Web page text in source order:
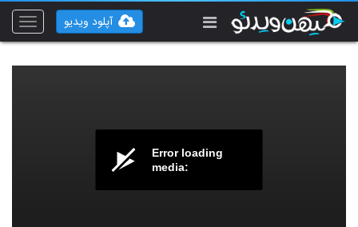
Toggle
آپلود ویدیو
Error loading
media: